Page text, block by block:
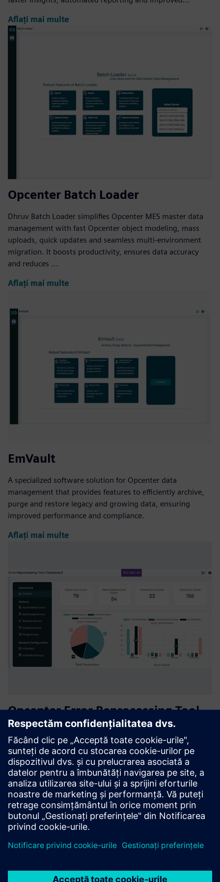
Aflați mai multe
Opcenter Batch Loader
Dhruv Batch Loader simplifies Opcenter MES master data
management with fast Opcenter object modeling, mass
uploads, quick updates and seamless multi-environment
migration. It boosts productivity, ensures data accuracy
and reduces ...
Aflați mai multe
EmVault
A specialized software solution for Opcenter data
management that provides features to efficiently archive,
purge and restore legacy and growing data, ensuring
improved performance and compliance.
Aflați mai multe
Opcenter Error Reprocessing Tool
(ERT)
ERT centralizes Opcenter MES integration error
management. It captures, analyzes and quickly reprocesses
failed messages across multiple integration servers,
improving visibility, reducing downtime and accelerating
shopfloor execu...
Aflați mai multe